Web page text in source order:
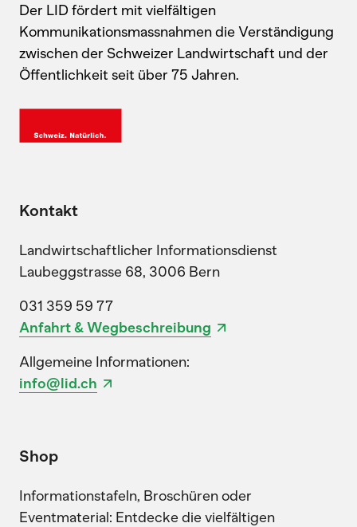
Der LID fördert mit vielfältigen
Kommunikationsmassnahmen die Verständigung
zwischen der Schweizer Landwirtschaft und der
Öffentlichkeit seit über 75 Jahren.
Kontakt
Landwirtschaftlicher Informationsdienst
Laubeggstrasse 68, 3006 Bern
031 359 59 77
Anfahrt & Wegbeschreibung
Allgemeine Informationen:
info@lid.ch
Shop
Informationstafeln, Broschüren oder
Eventmaterial: Entdecke die vielfältigen